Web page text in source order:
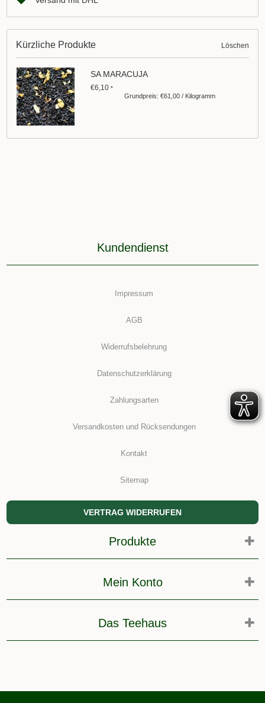
Kürzliche Produkte Löschen
SA MARACUJA
€6,10*
Grundpreis: €61,00 / Kilogramm
Kundendienst
Impressum
AGB
Widerrufsbelehrung
Datenschutzerklärung
Zahlungsarten
Versandkosten und Rücksendungen
Kontakt
Sitemap
VERTRAG WIDERRUFEN
Produkte
Mein Konto
Das Teehaus